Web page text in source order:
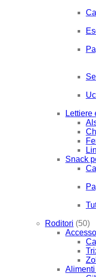
Lettiere
Snack
Roditori (50)